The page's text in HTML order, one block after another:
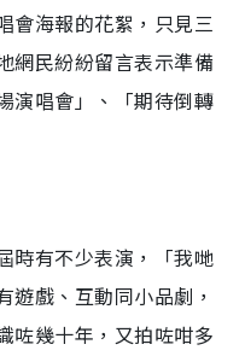
會海報的花絮，只見三
網民紛紛留言表示準備
演唱會」、「期待倒轉
時有不少表演，「我哋
遊戲、互動同小品劇，
咗幾十年，又拍咗咁多